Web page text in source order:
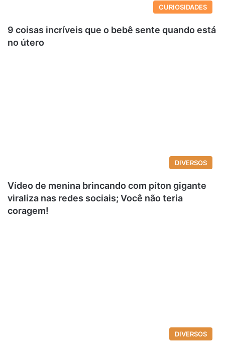
CURIOSIDADES
9 coisas incríveis que o bebê sente quando está
no útero
DIVERSOS
Vídeo de menina brincando com píton gigante
viraliza nas redes sociais; Você não teria
coragem!
DIVERSOS